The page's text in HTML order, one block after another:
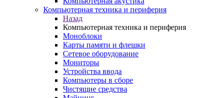
Компьютерная техника и периферия
Назад
Компьютерная техника и периферия
Моноблоки
Карты памяти и флешки
Сетевое оборудование
Мониторы
Устройства ввода
Компьютеры в сборе
Чистящие средства